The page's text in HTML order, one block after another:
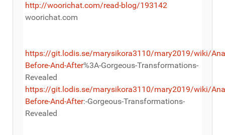
http://woorichat.com/read-blog/193142
woorichat.com
https://git.lodis.se/marysikora3110/mary2019/wiki/
Before-And-After%3A-Gorgeous-Transformations-
Revealed
https://git.lodis.se/marysikora3110/mary2019/wiki/
Before-And-After:-Gorgeous-Transformations-
Revealed